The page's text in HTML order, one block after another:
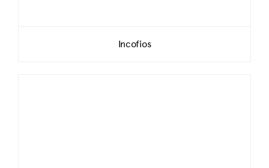
Incofios